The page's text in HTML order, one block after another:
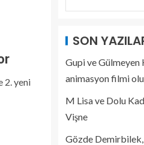
2. yeni
SON
Gupi ve
animasyon filmi
M Lisa ve Dolu
Vişne
Gözde Demirbilek,